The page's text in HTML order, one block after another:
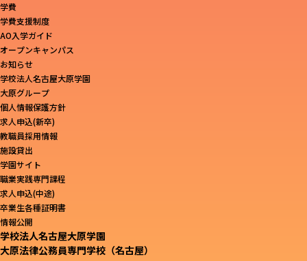
学費
学費支援制度
AO入学ガイド
オープンキャンパス
お知らせ
学校法人名古屋大原学園
大原グループ
個人情報保護方針
求人申込(新卒)
教職員採用情報
施設貸出
学園サイト
職業実践専門課程
求人申込(中途)
卒業生各種証明書
情報公開
学校法人名古屋大原学園
大原法律公務員専門学校（名古屋）